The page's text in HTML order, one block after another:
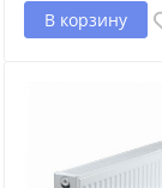
В корзину